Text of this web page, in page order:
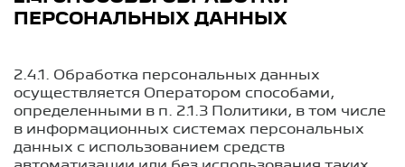
ПЕРСОНАЛЬНЫХ ДАННЫХ
2.4.1. Обработка персональных данных
осуществляется Оператором способами,
определенными в п. 2.1.3 Политики, в том числе
в информационных системах персональных
данных с использованием средств